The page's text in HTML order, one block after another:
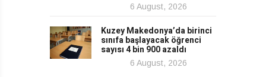
6 August, 2026
Kuzey Makedonya’da birinci
sınıfa başlayacak öğrenci
sayısı 4 bin 900 azaldı
6 August, 2026